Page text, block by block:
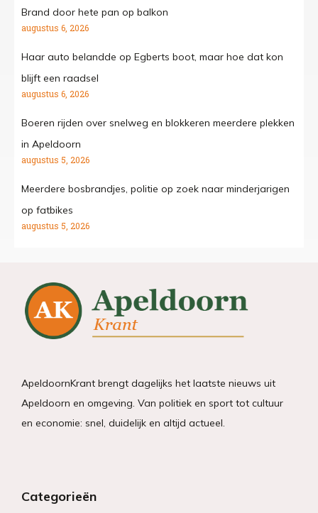
Brand door hete pan op balkon
augustus 6, 2026
Haar auto belandde op Egberts boot, maar hoe dat kon
blijft een raadsel
augustus 6, 2026
Boeren rijden over snelweg en blokkeren meerdere plekken
in Apeldoorn
augustus 5, 2026
Meerdere bosbrandjes, politie op zoek naar minderjarigen
op fatbikes
augustus 5, 2026
ApeldoornKrant brengt dagelijks het laatste nieuws uit
Apeldoorn en omgeving. Van politiek en sport tot cultuur
en economie: snel, duidelijk en altijd actueel.
Categorieën